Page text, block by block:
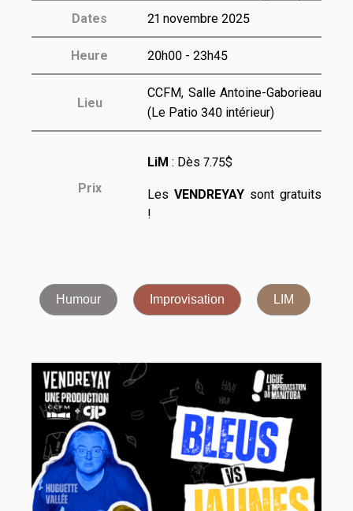
Dates 21 novembre 2025
Heure 20h00 - 23h45
Lieu
CCFM, Salle Antoine-Gaborieau
(Le Patio 340 intérieur)
Prix
LiM : Dès 7.75$
LesVENDREYAY sont gratuits
!
Humour Improvisation LIM